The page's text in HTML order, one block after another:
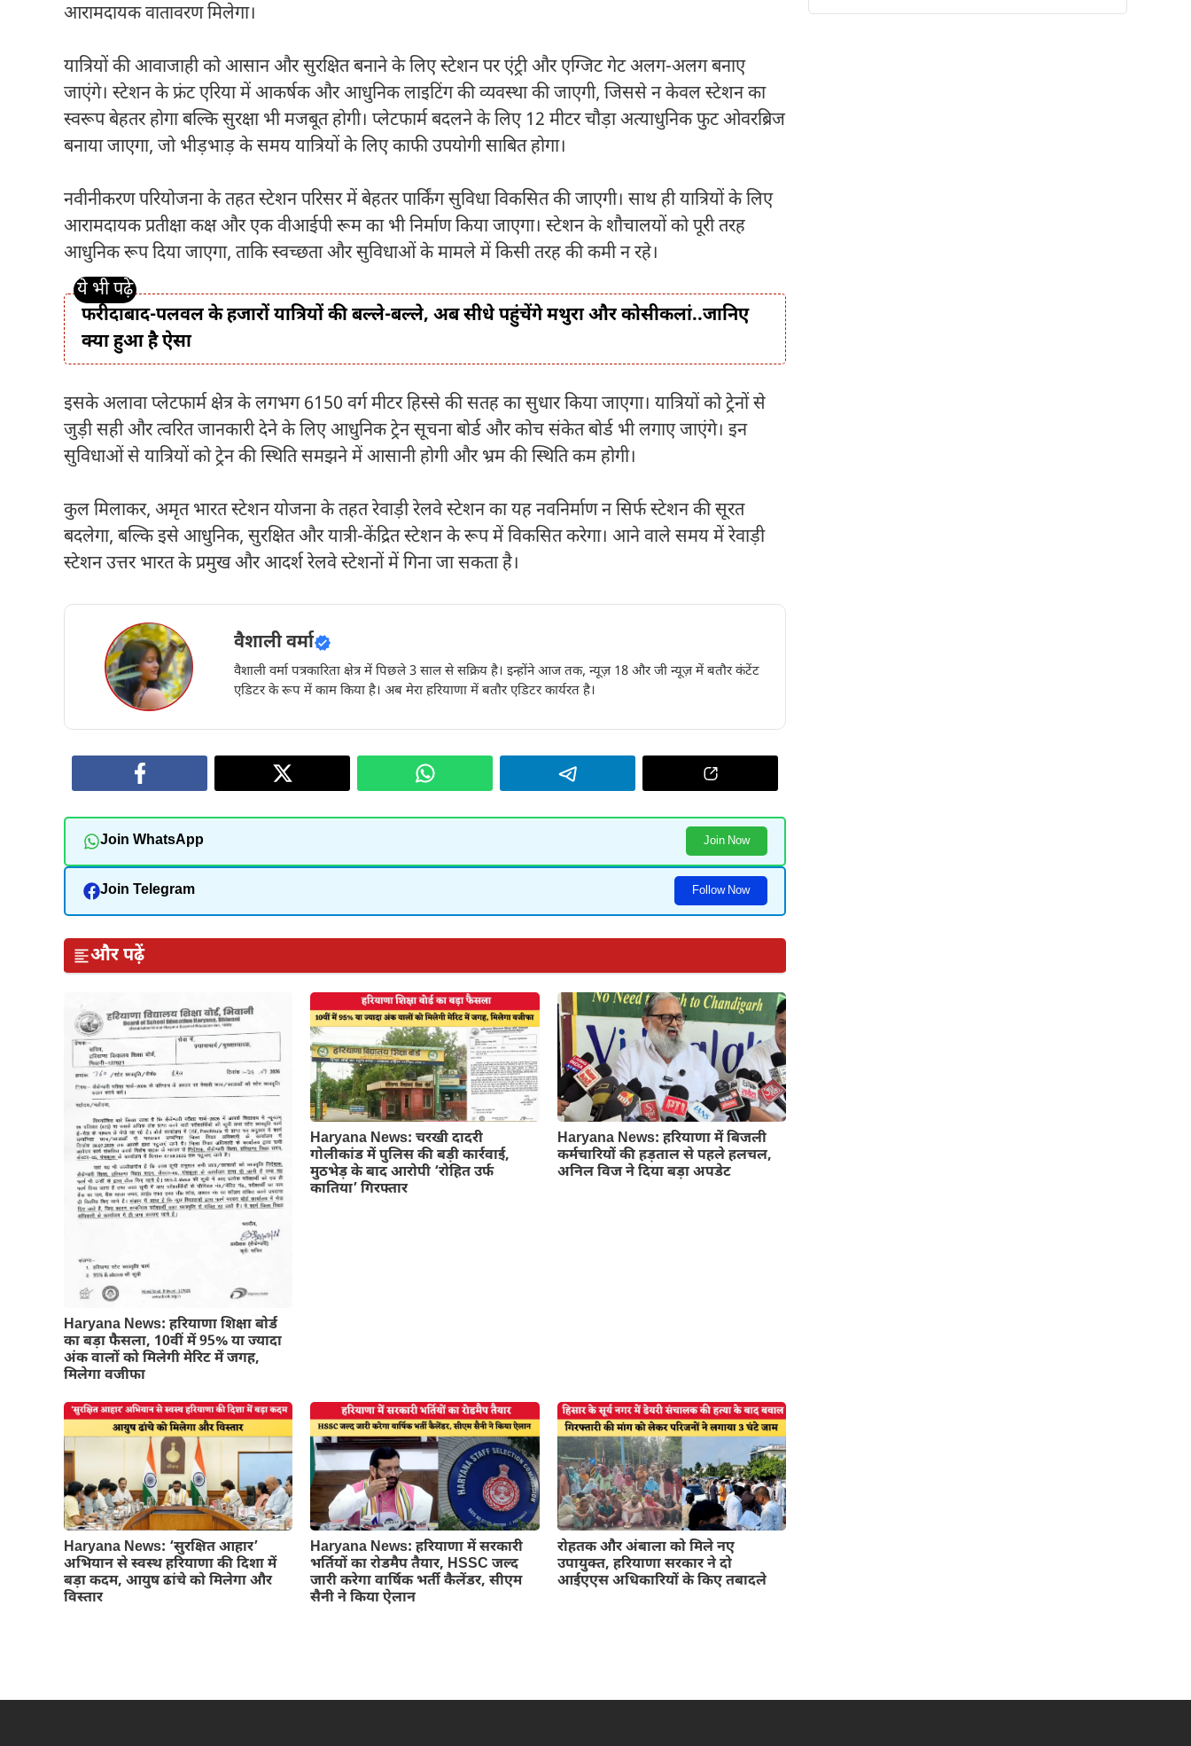
आरामदायक वातावरण मिलेगा।
यात्रियों की आवाजाही को आसान और सुरक्षित बनाने के लिए स्टेशन पर एंट्री और एग्जिट गेट अलग-अलग बनाए
जाएंगे। स्टेशन के फ्रंट एरिया में आकर्षक और आधुनिक लाइटिंग की व्यवस्था की जाएगी, जिससे न केवल स्टेशन का
स्वरूप बेहतर होगा बल्कि सुरक्षा भी मजबूत होगी। प्लेटफार्म बदलने के लिए 12 मीटर चौड़ा अत्याधुनिक फुट ओवरब्रिज
बनाया जाएगा, जो भीड़भाड़ के समय यात्रियों के लिए काफी उपयोगी साबित होगा।
नवीनीकरण परियोजना के तहत स्टेशन परिसर में बेहतर पार्किंग सुविधा विकसित की जाएगी। साथ ही यात्रियों के लिए
आरामदायक प्रतीक्षा कक्ष और एक वीआईपी रूम का भी निर्माण किया जाएगा। स्टेशन के शौचालयों को पूरी तरह
आधुनिक रूप दिया जाएगा, ताकि स्वच्छता और सुविधाओं के मामले में किसी तरह की कमी न रहे।
फरीदाबाद-पलवल के हजारों यात्रियों की बल्ले-बल्ले, अब सीधे पहुंचेंगे मथुरा और कोसीकलां..जानिए
क्या हुआ है ऐसा
इसके अलावा प्लेटफार्म क्षेत्र के लगभग 6150 वर्ग मीटर हिस्से की सतह का सुधार किया जाएगा। यात्रियों को ट्रेनों से
जुड़ी सही और त्वरित जानकारी देने के लिए आधुनिक ट्रेन सूचना बोर्ड और कोच संकेत बोर्ड भी लगाए जाएंगे। इन
सुविधाओं से यात्रियों को ट्रेन की स्थिति समझने में आसानी होगी और भ्रम की स्थिति कम होगी।
कुल मिलाकर, अमृत भारत स्टेशन योजना के तहत रेवाड़ी रेलवे स्टेशन का यह नवनिर्माण न सिर्फ स्टेशन की सूरत
बदलेगा, बल्कि इसे आधुनिक, सुरक्षित और यात्री-केंद्रित स्टेशन के रूप में विकसित करेगा। आने वाले समय में रेवाड़ी
स्टेशन उत्तर भारत के प्रमुख और आदर्श रेलवे स्टेशनों में गिना जा सकता है।
वैशाली वर्मा
वैशाली वर्मा पत्रकारिता क्षेत्र में पिछले 3 साल से सक्रिय है। इन्होंने आज तक, न्यूज़ 18 और जी न्यूज़ में बतौर कंटेंट
एडिटर के रूप में काम किया है। अब मेरा हरियाणा में बतौर एडिटर कार्यरत है।
Join WhatsApp Join Now
Join Telegram Follow Now
और पढ़ें
Haryana News: हरियाणा शिक्षा बोर्ड
का बड़ा फैसला, 10वीं में 95% या ज्यादा
अंक वालों को मिलेगी मेरिट में जगह,
मिलेगा वजीफा
Haryana News: चरखी दादरी
गोलीकांड में पुलिस की बड़ी कार्रवाई,
मुठभेड़ के बाद आरोपी ‘रोहित उर्फ
कातिया’ गिरफ्तार
Haryana News: हरियाणा में बिजली
कर्मचारियों की हड़ताल से पहले हलचल,
अनिल विज ने दिया बड़ा अपडेट
Haryana News: ‘सुरक्षित आहार’
अभियान से स्वस्थ हरियाणा की दिशा में
बड़ा कदम, आयुष ढांचे को मिलेगा और
विस्तार
Haryana News: हरियाणा में सरकारी
भर्तियों का रोडमैप तैयार, HSSC जल्द
जारी करेगा वार्षिक भर्ती कैलेंडर, सीएम
सैनी ने किया ऐलान
रोहतक और अंबाला को मिले नए
उपायुक्त, हरियाणा सरकार ने दो
आईएएस अधिकारियों के किए तबादले